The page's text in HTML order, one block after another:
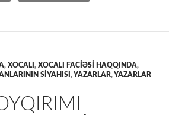
, XOCALI , XOCALI FACİƏSİ HAQQINDA,
SIYAHISI , YAZARLAR, YAZARLAR